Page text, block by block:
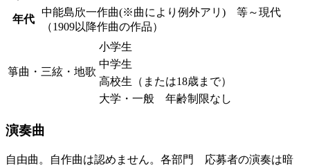
年代
中能島欣一作曲(※曲により例外アリ) 等～現代
（1909以降作曲の作品）
箏曲・三絃・地歌
小学生
中学生
高校生（または18歳まで）
大学・一般 年齢制限なし
演奏曲
自由曲。自作曲は認めません。各部門 応募者の演奏は暗